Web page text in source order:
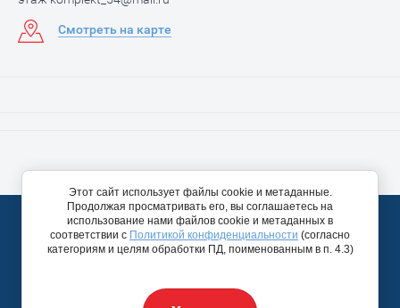
Смотреть на карте
© 2012 - 2026 ИП Чернышова И.А.
Политика конфиденциальности
Этот сайт использует файлы cookie и метаданные.
Продолжая просматривать его, вы соглашаетесь на
использование нами файлов cookie и метаданных в
соответствии с Политикой конфиденциальности (согласно
категориям и целям обработки ПД, поименованным в п. 4.3)